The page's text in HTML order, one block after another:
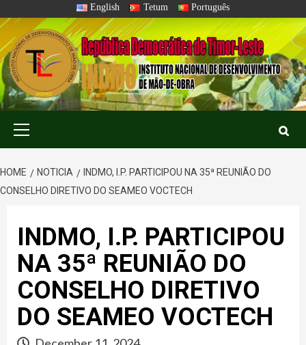
to
content
English Tetum Português
HOME NOTICIA
INDMO, I.P. PARTICIPOU NA 35ª REUNIÃO DO
CONSELHO DIRETIVO DO SEAMEO VOCTECH
INDMO, I.P. PARTICIPOU
NA 35ª REUNIÃO DO
CONSELHO DIRETIVO
DO SEAMEO VOCTECH